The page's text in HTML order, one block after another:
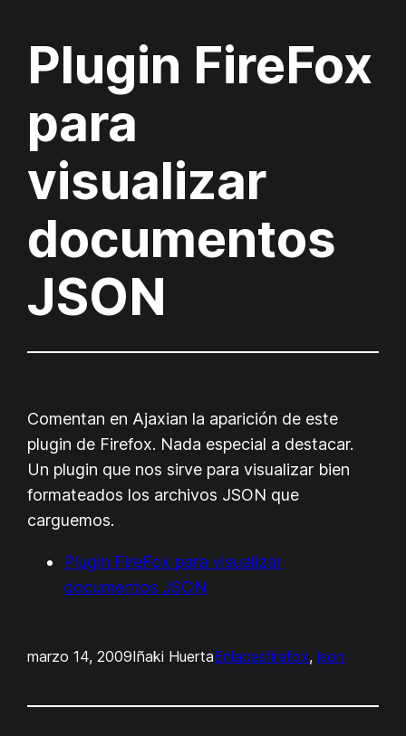
Plugin FireFox
para
visualizar
documentos
JSON
Comentan en Ajaxian la aparición de este
plugin de Firefox. Nada especial a destacar.
Un plugin que nos sirve para visualizar bien
formateados los archivos JSON que
carguemos.
Plugin FireFox para visualizar
documentos JSON
marzo 14, 2009Iñaki HuertaEnlacesfirefox, json